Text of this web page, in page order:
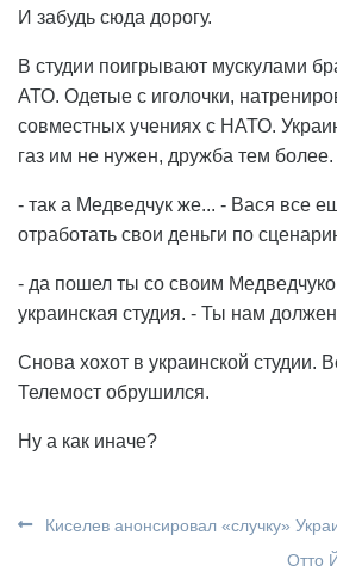
И забудь сюда дорогу.
В студии поигрывают мускулами
АТО. Одетые с иголочки,
совместных учениях с НАТО.
газ им не нужен, дружба тем более.
- так а Медведчук же... - Вася все
отработать свои деньги по
- да пошел ты со своим
украинская студия. - Ты нам
Снова хохот в украинской студии.
Телемост обрушился.
Ну а как иначе?
Киселев анонсировал «случку»
Отто